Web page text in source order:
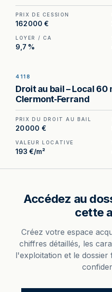
PRIX DE CESSION
162 000 €
LOYER / CA
9,7 %
Droit au bail à céder à
mètres de vitrine en
4118
Droit au bail – Local 60
Clermont‑Ferrand
PRIX DU DROIT AU BAIL
20 000 €
VALEUR LOCATIVE
193 €/m²
Accédez au
cette
Créez votre espace
chiffres détaillés, les
l'exploitation et le